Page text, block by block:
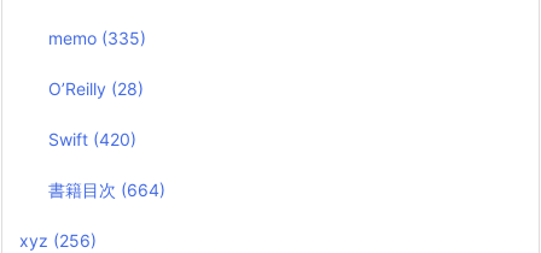
memo (335)
O’Reilly (28)
Swift (420)
書籍目次 (664)
xyz (256)